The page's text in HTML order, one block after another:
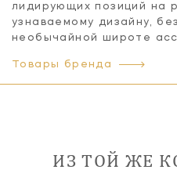
лидирующих позиций на
узнаваемому дизайну,
необычайной широте
Товары бренда
ИЗ ТОЙ ЖЕ